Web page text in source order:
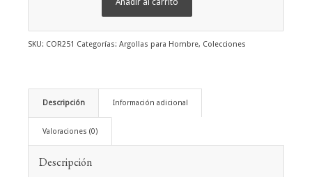
Añadir al carrito
SKU: COR251 Categorías: Argollas para Hombre, Colecciones
Descripción Información adicional
Valoraciones (0)
Descripción